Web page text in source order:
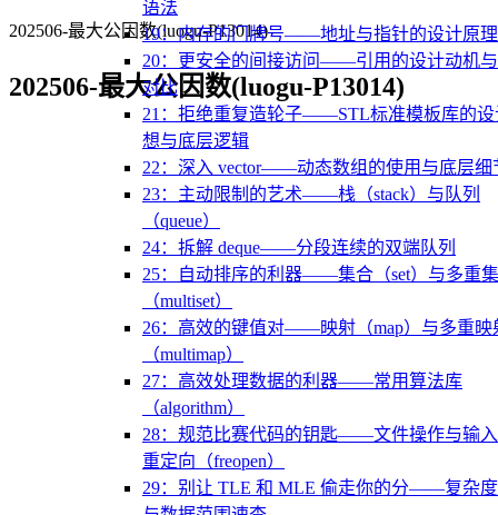
语法
19：内存的门牌号——地址与指针的设计原理
20：更安全的间接访问——引用的设计动机
对比
21：拒绝重复造轮子——STL标准模板库的设
想与底层逻辑
22：深入 vector——动态数组的使用与底层细
23：主动限制的艺术——栈（stack）与队列
（queue）
24：拆解 deque——分段连续的双端队列
25：自动排序的利器——集合（set）与多重
（multiset）
26：高效的键值对——映射（map）与多重映
（multimap）
27：高效处理数据的利器——常用算法库
（algorithm）
28：规范比赛代码的钥匙——文件操作与输
重定向（freopen）
29：别让 TLE 和 MLE 偷走你的分——复杂
202506-最大公因数(luogu-P13014)
202506-最大公因数(luogu-P13014)